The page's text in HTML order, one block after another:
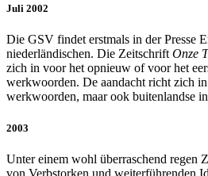
Juli 2002
Die GSV findet erstmals in der Presse
niederländischen. Die ZeitschriftOnze
zich in voor het opnieuw of voor het
werkwoorden. De aandacht richt zich
werkwoorden, maar ook buitenlandse
2003
Unter einem wohl überraschend regen
von Verbstorken und weiterführenden